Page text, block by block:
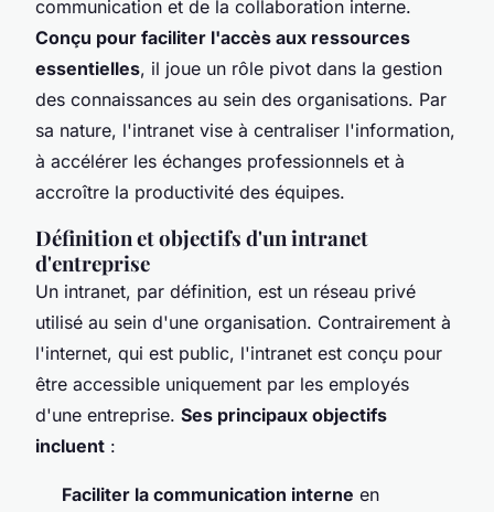
communication et de la collaboration interne.
Conçu pour faciliter l'accès aux ressources
essentielles, il joue un rôle pivot dans la gestion
des connaissances au sein des organisations. Par
sa nature, l'intranet vise à centraliser l'information,
à accélérer les échanges professionnels et à
accroître la productivité des équipes.
Définition et objectifs d'un intranet
d'entreprise
Un intranet, par définition, est un réseau privé
utilisé au sein d'une organisation. Contrairement à
l'internet, qui est public, l'intranet est conçu pour
être accessible uniquement par les employés
d'une entreprise. Ses principaux objectifs
incluent :
Faciliter la communication interne en